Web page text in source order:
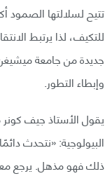
تتيح لسلالتها الصمود
للتكيف، لذا يرتبط
جديدة من جامعة
وإبطاء التطور.
يقول الأستاذ جيف
البيولوجية: «نتحدث
ذلك فهو مذهل. يرجع